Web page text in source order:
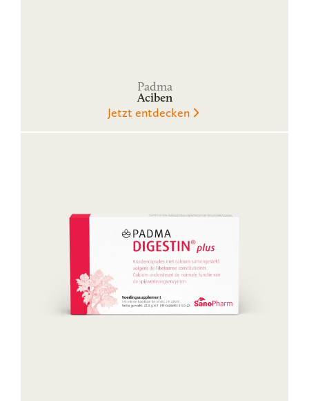
Padma
Aciben
Jetzt entdecken